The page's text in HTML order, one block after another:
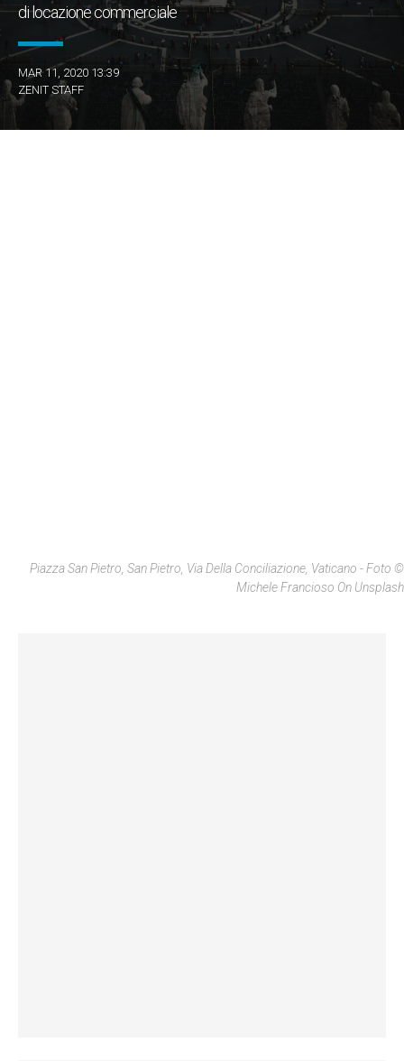
di locazione commerciale
MAR 11, 2020 13:39
ZENIT STAFF
Piazza San Pietro, San Pietro, Via Della Conciliazione, Vaticano - Foto ©
Michele Francioso On Unsplash